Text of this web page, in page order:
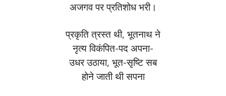
अजगव पर प्रतिशोध भरी।
प्रकृति त्रस्त थी, भूतनाथ ने
नृत्य विकंपित-पद अपना-
उधर उठाया, भूत-सृष्टि सब
होने जाती थी सपना